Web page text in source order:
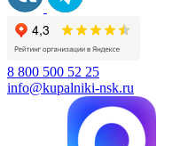
8 800 500 52 25
info@kupalniki-nsk.ru